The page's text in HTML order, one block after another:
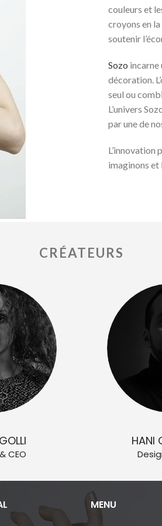
couleurs et
croyons en
soutenir
Sozo incarne
décoration.
seul ou
L’univers
par une de
L’innovation
imaginons et
CRÉATEURS
CEO
HANI
MENU